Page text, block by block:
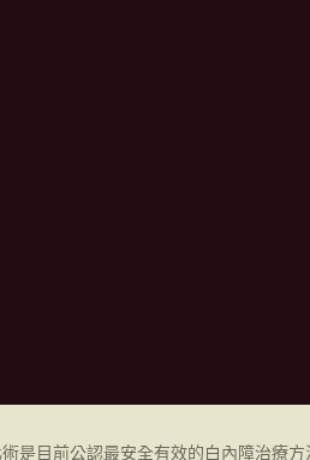
是目前公認最安全有效的白內障治療